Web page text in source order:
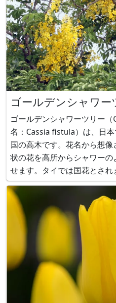
ゴールデンシャワー
ゴールデンシャワーツリー
名：Cassia fistula）は、日
国の高木です。花名から想
状の花を高所からシャワー
せます。タイでは国花とさ
イカチ、．．．